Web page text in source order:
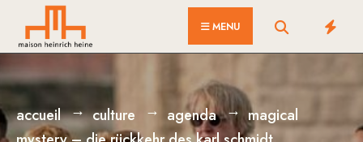
MENU
accueil culture agenda
magical